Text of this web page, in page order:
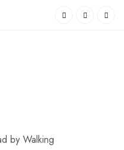
by Walking